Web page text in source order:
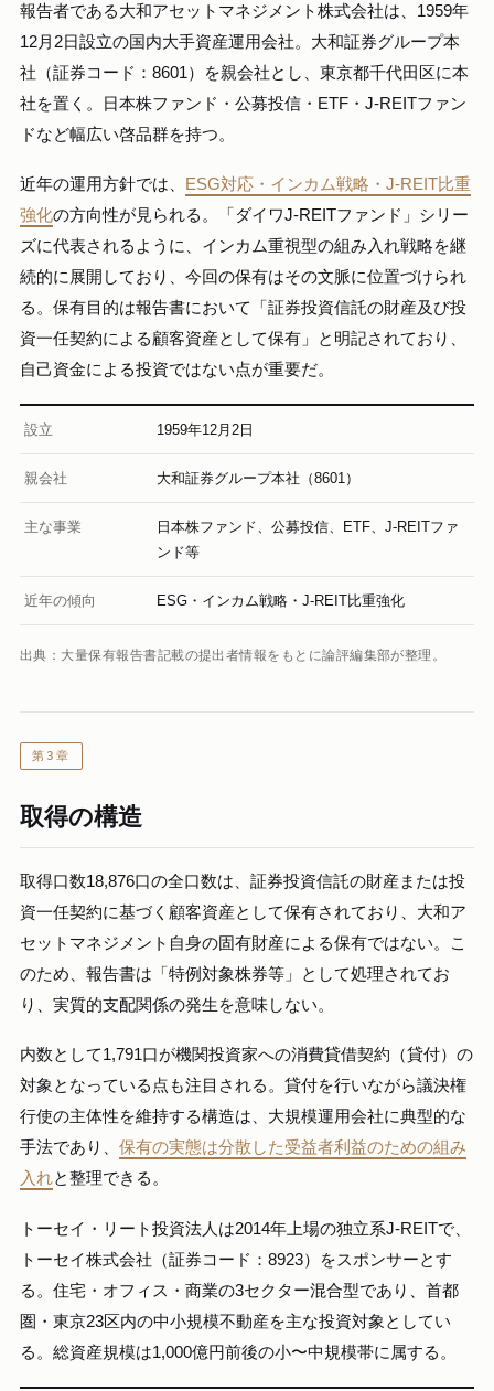
報告者である大和アセットマネジメント株式会社は、1959年
12月2日設立の国内大手資産運用会社。大和証券グループ本
社（証券コード：8601）を親会社とし、東京都千代田区に本
社を置く。日本株ファンド・公募投信・ETF・J-REITファン
ドなど幅広い啓品群を持つ。
近年の運用方針では、
ESG対応・インカム戦略・J-REIT比重
強化の方向性が見られる。「ダイワJ-REITファンド」シリー
ズに代表されるように、インカム重視型の組み入れ戦略を継
続的に展開しており、今回の保有はその文脈に位置づけられ
る。保有目的は報告書において「証券投資信託の財産及び投
資一任契約による顧客資産として保有」と明記されており、
自己資金による投資ではない点が重要だ。
設立 1959年12月2日
親会社 大和証券グループ本社（8601）
主な事業
日本株ファンド、公募投信、ETF、J-REITファ
ンド等
近年の傾向 ESG・インカム戦略・J-REIT比重強化
出典：大量保有報告書記載の提出者情報をもとに論評編集部が整理。
第3章
取得の構造
取得口数18,876口の全口数は、証券投資信託の財産または投
資一任契約に基づく顧客資産として保有されており、大和ア
セットマネジメント自身の固有財産による保有ではない。こ
のため、報告書は「特例対象株券等」として処理されてお
り、実質的支配関係の発生を意味しない。
内数として1,791口が機関投資家への消費貸借契約（貸付）の
対象となっている点も注目される。貸付を行いながら議決権
行使の主体性を維持する構造は、大規模運用会社に典型的な
手法であり、 保有の実態は分散した受益者利益のための組み
入れと整理できる。
トーセイ・リート投資法人は2014年上場の独立系J-REITで、
トーセイ株式会社（証券コード：8923）をスポンサーとす
る。住宅・オフィス・商業の3セクター混合型であり、首都
圏・東京23区内の中小規模不動産を主な投資対象としてい
る。総資産規模は1,000億円前後の小〜中規模帯に属する。